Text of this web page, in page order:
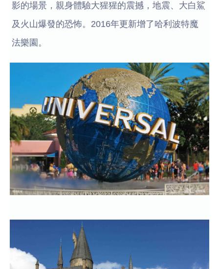
影的場景，親身體驗大猩猩的震撼，地震、大白鯊
及火山爆發的恐怖。2016年更新增了哈利波特魔
法樂園。